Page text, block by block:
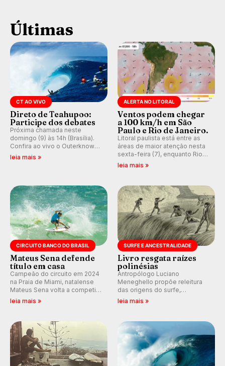
Últimas
CT AO VIVO
Direto de Teahupoo:
Participe dos debates
Próxima chamada neste
domingo (9) às 14h (Brasília).
Confira ao vivo o Outerknown
Tahiti Pro 2026 e participe dos
leia mais »
ALERTA NO LITORAL
Ventos podem chegar
a 100 km/h em São
Paulo e Rio de Janeiro.
Litoral paulista está entre as
áreas de maior atenção nesta
sexta-feira (7), enquanto Rio
de Janeiro também recebe
km/h em Itanhaém.
leia mais »
CIRCUITO BANCO DO BRASIL
Mateus Sena defende
título em casa
Campeão do circuito em 2024
na Praia de Miami, natalense
Mateus Sena volta a competir
em casa em busca de manter a
leia mais »
SURFE E ANCESTRALIDADE
Livro resgata raízes
polinésias
Antropólogo Luciano
Meneghello propõe releitura
das origens do surfe,
resgatando a cultura polinésia
prática em esporte e indústria.
leia mais »